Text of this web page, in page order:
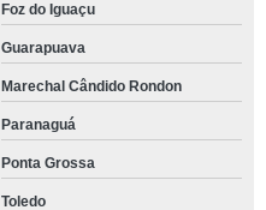
Foz do Iguaçu
Guarapuava
Marechal Cândido Rondon
Paranaguá
Ponta Grossa
Toledo